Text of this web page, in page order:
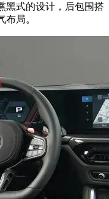
黑式的设计，后包围搭
局。